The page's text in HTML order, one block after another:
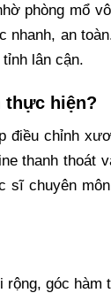
phòng mổ
nhanh, an
lân cận.
thực hiện?
điều chỉnh
thanh thoát
chuyên
rộng, góc